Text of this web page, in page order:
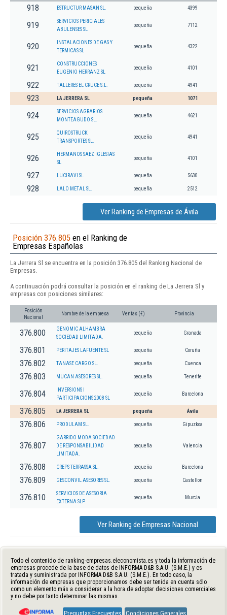
918 ESTRUCTUR MASAN SL. pequeña 4399
919
SERVICIOS PERICIALES
ABULENSES SL
pequeña 7112
920
INSTALACIONES DE GAS Y
TERMICAS SL
pequeña 4322
921
CONSTRUCCIONES
EUGENIO HERRANZ SL
pequeña 4101
922 TALLERES EL CRUCE S.L. pequeña 4941
923 LA JERRERA SL pequeña 1071
924
SERVICIOS AGRARIOS
MONTEAGUDO SL.
pequeña 4621
925
QUIROSTRUCK
TRANSPORTES SL.
pequeña 4941
926
HERMANOS SAEZ IGLESIAS
SL
pequeña 4101
927 LUCIRAVI SL pequeña 5630
928 LALO METAL SL. pequeña 2512
Ver Ranking de Empresas de Ávila
Posición 376.805 en el Ranking de
Empresas Españolas
La Jerrera Sl se encuentra en la posición 376.805 del Ranking Nacional de
Empresas.
A continuación podrá consultar la posición en el ranking de La Jerrera Sl y
empresas con posiciones similares:
Posición
Nacional
Nombre de la empresa Ventas (€) Provincia
376.800
GENOMIC ALHAMBRA
SOCIEDAD LIMITADA.
pequeña Granada
376.801 PERITAJES LAFUENTE SL pequeña Coruña
376.802 TANASE CARGO SL. pequeña Cuenca
376.803 MUCAN ASESORES SL. pequeña Tenerife
376.804
INVERSIONS I
PARTICIPACIONS 2008 SL
pequeña Barcelona
376.805 LA JERRERA SL pequeña Ávila
376.806 PRODULAM SL. pequeña Gipuzkoa
376.807
GARRIDO MODA SOCIEDAD
DE RESPONSABILIDAD
LIMITADA.
pequeña Valencia
376.808 CREPS TERRASSA SL. pequeña Barcelona
376.809 GESCONVIL ASESORES SL. pequeña Castellon
376.810
SERVICIOS DE ASESORIA
EXTERNA SLP
pequeña Murcia
Ver Ranking de Empresas Nacional
Todo el contenido de ranking-empresas.eleconomista.es y toda la información de
empresas procede de la base de datos de INFORMA D&B S.A.U. (S.M.E.) y es
tratada y suministrada por INFORMA D&B S.A.U. (S.M.E.). En todo caso, la
información de empresas que proporcionamos debe ser tenida en cuenta sólo
como un elemento más a considerar a la hora de adoptar decisiones comerciales
y no debe por tanto determinar las mismas.
Preguntas Frecuentes Condiciones Generales